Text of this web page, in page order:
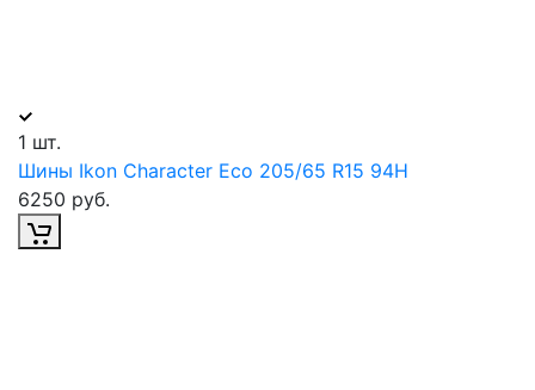
1 шт.
Шины Ikon Character Eco 205/65 R15 94H
6250 руб.